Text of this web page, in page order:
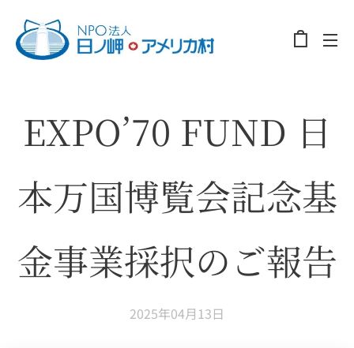
EXPO’70 FUND 日
本万国博覧会記念基
金事業採択のご報告
2025年04月13日